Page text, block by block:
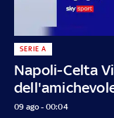
Napoli-Celta
SERIE A
09 ago - 00:04